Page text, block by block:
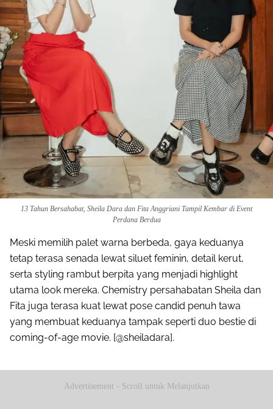
13 Tahun Bersahabat, Sheila Dara dan Fita Anggriani Tampil Kembar di Event
Perdana Berdua
Meski memilih palet warna berbeda, gaya keduanya
tetap terasa senada lewat siluet feminin, detail kerut,
serta styling rambut berpita yang menjadi highlight
utama look mereka. Chemistry persahabatan Sheila dan
Fita juga terasa kuat lewat pose candid penuh tawa
yang membuat keduanya tampak seperti duo bestie di
coming-of-age movie. [@sheiladara].
Advertisement - Scroll untuk Melanjutkan